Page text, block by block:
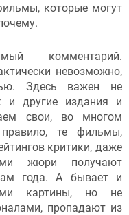
которые могут
комментарий.
невозможно,
Здесь важен не
и другие издания и
свои, во многом
те фильмы,
критики, даже
жюри получают
года. А бывает и
картины, но не
пропадают из